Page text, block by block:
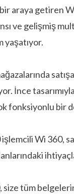
araya getiren
ve gelişmiş
yaşatıyor.
İnce
fonksiyonlu bir
Wi 360,
size tüm